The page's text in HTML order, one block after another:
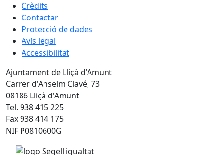
Crèdits
Contactar
Protecció de dades
Avís legal
Accessibilitat
Ajuntament de Lliçà d'Amunt
Carrer d'Anselm Clavé, 73
08186 Lliçà d'Amunt
Tel. 938 415 225
Fax 938 414 175
NIF P0810600G